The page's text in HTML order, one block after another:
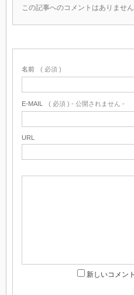
この記事へのコメントはありません
名前 ( 必須 )
E-MAIL ( 必須 ) - 公開されません -
URL
新しいコメン